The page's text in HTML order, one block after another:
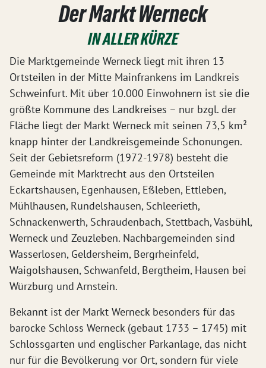
Der Markt Werneck
IN ALLER KÜRZE
Die Marktgemeinde Werneck liegt mit ihren 13
Ortsteilen in der Mitte Mainfrankens im Landkreis
Schweinfurt. Mit über 10.000 Einwohnern ist sie die
größte Kommune des Landkreises – nur bzgl. der
Fläche liegt der Markt Werneck mit seinen 73,5 km²
knapp hinter der Landkreisgemeinde Schonungen.
Seit der Gebietsreform (1972-1978) besteht die
Gemeinde mit Marktrecht aus den Ortsteilen
Eckartshausen, Egenhausen, Eßleben, Ettleben,
Mühlhausen, Rundelshausen, Schleerieth,
Schnackenwerth, Schraudenbach, Stettbach, Vasbühl,
Werneck und Zeuzleben. Nachbargemeinden sind
Wasserlosen, Geldersheim, Bergrheinfeld,
Waigolshausen, Schwanfeld, Bergtheim, Hausen bei
Würzburg und Arnstein.
Bekannt ist der Markt Werneck besonders für das
barocke Schloss Werneck (gebaut 1733 – 1745) mit
Schlossgarten und englischer Parkanlage, das nicht
nur für die Bevölkerung vor Ort, sondern für viele